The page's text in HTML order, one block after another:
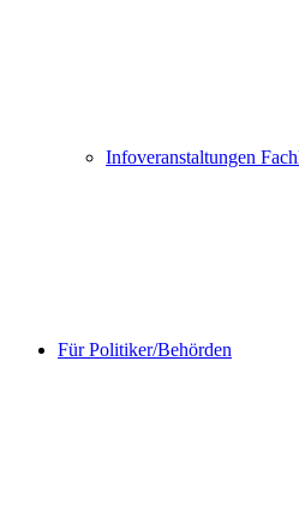
Infoveranstaltungen
Für Politiker/Behörden